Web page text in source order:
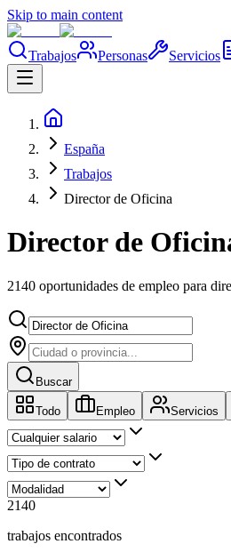
Skip to main content
Trabajos Personas Servicios
España
Trabajos
Director de Oficina
Director de
2140 oportunidades de empleo para
Buscar
Todo Empleo Servicios
2140
trabajos encontrados